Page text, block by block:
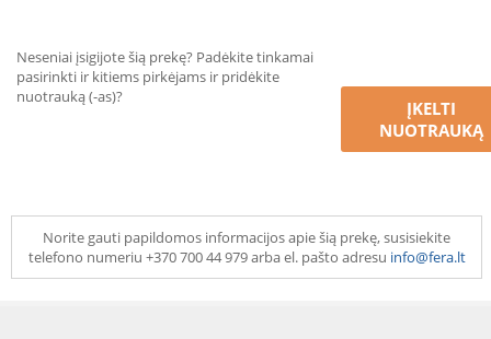
Neseniai įsigijote šią prekę? Padėkite tinkamai
pasirinkti ir kitiems pirkėjams ir pridėkite
nuotrauką (-as)?
ĮKELTI
NUOTRAUKĄ
Norite gauti papildomos informacijos apie šią prekę, susisiekite
telefono numeriu +370 700 44 979 arba el. pašto adresu info@fera.lt